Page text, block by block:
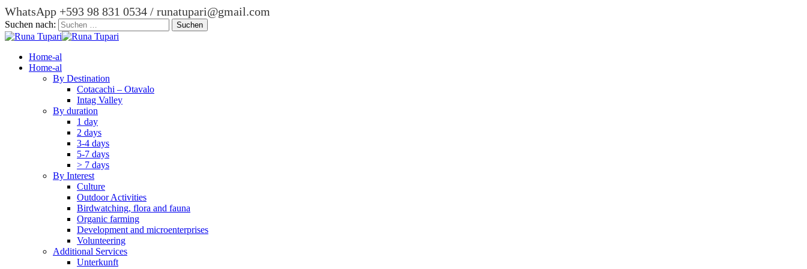
WhatsApp +593 98 831 0534 / runatupari@gmail.com
Suchen nach:
Home-al
Home-al
By Destination
Cotacachi – Otavalo
Intag Valley
By duration
1 day
2 days
3-4 days
5-7 days
> 7 days
By Interest
Culture
Outdoor Activities
Birdwatching, flora and fauna
Organic farming
Development and microenterprises
Volunteering
Additional Services
Unterkunft